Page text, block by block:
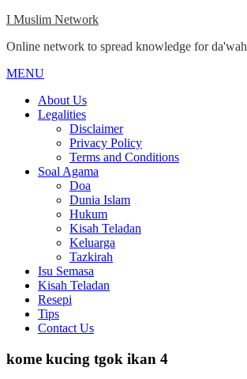
Skip
content
I Muslim Network
Online network to spread knowledge for da'wah
MENU
Menu
About Us
Legalities
Disclaimer
Privacy Policy
Terms and Conditions
Soal Agama
Doa
Dunia Islam
Hukum
Kisah Teladan
Keluarga
Tazkirah
Isu Semasa
Kisah Teladan
Resepi
Tips
Contact Us
kome kucing tgok ikan 4